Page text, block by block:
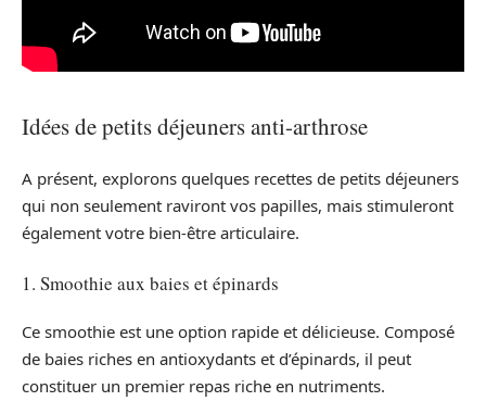
Idées de petits déjeuners anti-arthrose
A présent, explorons quelques recettes de petits déjeuners
qui non seulement raviront vos papilles, mais stimuleront
également votre bien-être articulaire.
1. Smoothie aux baies et épinards
Ce smoothie est une option rapide et délicieuse. Composé
de baies riches en antioxydants et d’épinards, il peut
constituer un premier repas riche en nutriments.